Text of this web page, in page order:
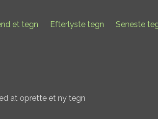
et tegn Efterlyste tegn Seneste
at oprette et ny tegn